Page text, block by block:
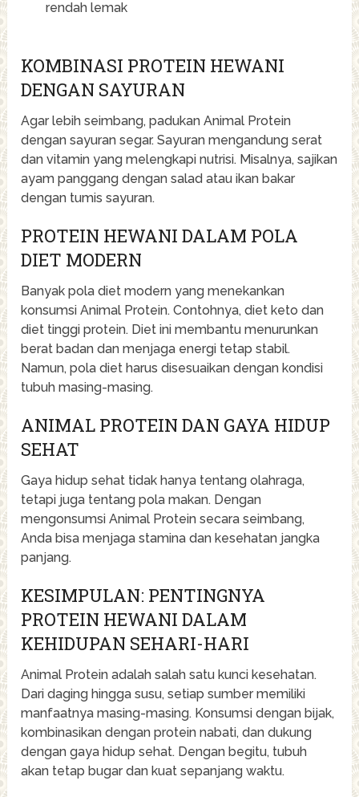
rendah lemak
KOMBINASI PROTEIN HEWANI
DENGAN SAYURAN
Agar lebih seimbang, padukan Animal Protein
dengan sayuran segar. Sayuran mengandung serat
dan vitamin yang melengkapi nutrisi. Misalnya, sajikan
ayam panggang dengan salad atau ikan bakar
dengan tumis sayuran.
PROTEIN HEWANI DALAM POLA
DIET MODERN
Banyak pola diet modern yang menekankan
konsumsi Animal Protein. Contohnya, diet keto dan
diet tinggi protein. Diet ini membantu menurunkan
berat badan dan menjaga energi tetap stabil.
Namun, pola diet harus disesuaikan dengan kondisi
tubuh masing-masing.
ANIMAL PROTEIN DAN GAYA HIDUP
SEHAT
Gaya hidup sehat tidak hanya tentang olahraga,
tetapi juga tentang pola makan. Dengan
mengonsumsi Animal Protein secara seimbang,
Anda bisa menjaga stamina dan kesehatan jangka
panjang.
KESIMPULAN: PENTINGNYA
PROTEIN HEWANI DALAM
KEHIDUPAN SEHARI-HARI
Animal Protein adalah salah satu kunci kesehatan.
Dari daging hingga susu, setiap sumber memiliki
manfaatnya masing-masing. Konsumsi dengan bijak,
kombinasikan dengan protein nabati, dan dukung
dengan gaya hidup sehat. Dengan begitu, tubuh
akan tetap bugar dan kuat sepanjang waktu.